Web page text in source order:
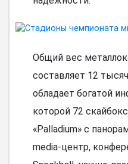
Общий вес
составляет 12
обладает богатой
которой 72
«Palladium» с
media-центр,